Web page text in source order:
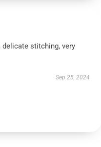
stitching, very
Sep 25, 2024